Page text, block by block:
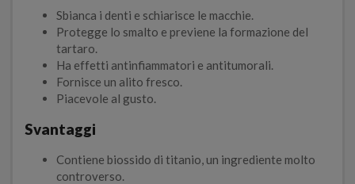
Sbianca i denti e schiarisce le macchie.
Protegge lo smalto e previene la formazione del
tartaro.
Ha effetti antinfiammatori e antitumorali.
Fornisce un alito fresco.
Piacevole al gusto.
Svantaggi
Contiene biossido di titanio, un ingrediente molto
controverso.